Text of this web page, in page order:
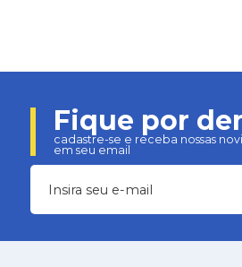
Fique por
cadastre-se e receba nossas
em seu email